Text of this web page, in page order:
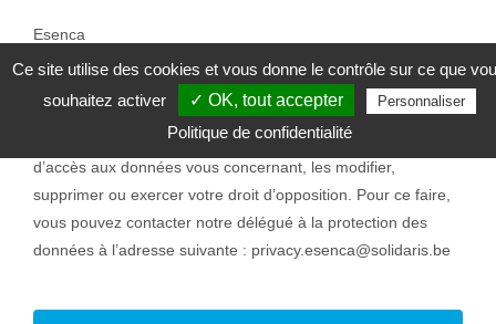
Esenca
Vos données sont traitées conformément à la règlementation
en vigueur en matière de protection de données à caractère
personnel. À tout moment vous pouvez exercer votre droit
d’accès aux données vous concernant, les modifier,
supprimer ou exercer votre droit d’opposition. Pour ce faire,
vous pouvez contacter notre délégué à la protection des
données à l’adresse suivante : privacy.esenca@solidaris.be
Ce site utilise des cookies et vous donne le contrôle sur ce que
souhaitez activer
✓ OK, tout accepter Personnaliser
Politique de confidentialité